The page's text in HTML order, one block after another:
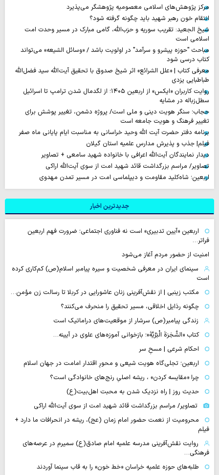
مرکز پژوهش‌های اسلامی معصومیه پژوهشگر می‌پذیرد
انتقام خون رهبر شهید باید چگونه گرفته شود؟
شیخ الجعید: تقریب سوریه و حزب‌الله، گامی مبارک در مسیر وحدت امت
اسلامی است
مباحث "حوزه پیشرو و سرآمد" در اولویت باشد / «وسائل الشیعه» می‌تواند
کتاب درسی شود
معرفی کتاب | «علل الشرائع» اثر شیخ صدوق با تحقیق آیت‌الله سید فضل‌الله
طباطبایی یزدی
روایت‌ کاربران «ایکس» از اربعین ۱۴۰۵؛ از لگدمال شدن ترامپ تا اسرائیل
سطل‌زباله‌ در مشایه
حجاب؛ سنگر هویت دینی و ملی است/ پروژه دشمن، تغییر پوشش برای
تغییر فرهنگ و هویت جامعه است
برنامه دفتر حضرت آیت الله وحید خراسانی به مناسبت ایام پایانی ماه صفر
فیلم| جذب و پذیرش مدارس علمیه استان گیلان
دیدار نمایندگان آیت‌الله اعرافی با خانواده شهید سامعی + تصاویر
تصاویر/ مراسم بزرگداشت قائد شهید امت از سوی آیت‌الله اراکی
اربعین؛ شاه‌کلید مقاومت و دیپلماسی امت در مسیر تمدن مهدوی
جدیدترین اخبار
اربعین «آیین تدبیری» است نه فناوری اجتماعی؛ ضرورت فهم اربعین
فراتر…
امنیت از حضور مردم آغاز می‌شود
سینمای ایران در معرفی شخصیت و سیره پیامبر اسلام(ص) کم‌کاری کرده
است
مکتب زینبی | از نقش‌آفرینی زنان عاشورایی در کربلا تا رسالت زن مؤمن…
چگونه رذایل اخلاقی، مسیر تحقیق را منحرف می‌کنند؟
زندگی پیامبر(ص) سرشار از موقعیت‌های دراماتیک است
کتاب «الشَّجَرَةَ الْبَرِّیَّةَ»؛ بازخوانی آموزه‌های علوی در آیینه…
احکام شرعی | مسحِ سر
اربعین؛ تجلی‌گاه هویت شیعی و محورِ اقتدار امامت در جهان اسلام
چرا «مقایسه کردن» ، ریشه اصلیِ رنج‌های خانوادگی است؟
حدیث روز | راه نزدیک شدن به محبت اهل‌بیت(ع)
تصاویر/ مراسم بزرگداشت قائد شهید امت از سوی آیت‌الله اراکی
محرومیت از نعمت حضور امام زمان (عج)، ریشه در انحرافات ما دارد +
فیلم
روایت نقش‌آفرینی مدرسه علمیه امام صادق(ع) سمیرم در عرصه‌های
فرهنگی…
طلبه‌های حوزه علمیه خراسان «خط خون» را به قاب سینما آوردند